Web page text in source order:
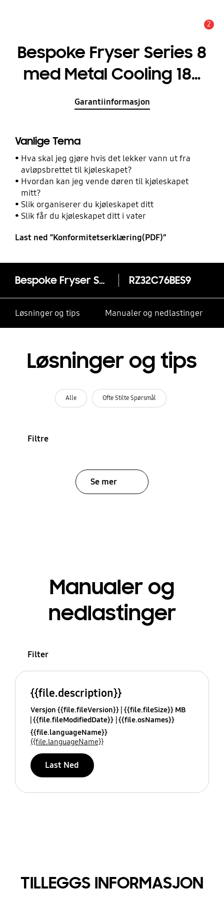
2
Bespoke Fryser Series 8
med Metal Cooling 186
cm
Garantiinformasjon
Vanlige Tema
Hva skal jeg gjøre hvis det lekker vann ut fra
avløpsbrettet til kjøleskapet?
Hvordan kan jeg vende døren til kjøleskapet
mitt?
Slik organiserer du kjøleskapet ditt
Slik får du kjøleskapet ditt i vater
Last ned “Konformitetserklæring(PDF)”
Bespoke Fryser Series 8 med Metal Cooling 186 cm RZ32C76BES9
Løsninger og tips Manualer og nedlastinger
Løsninger og tips
Alle Ofte Stilte Spørsmål
Filtre
Se mer
Manualer og
nedlastinger
Filter
{{file.description}}
Versjon {{file.fileVersion}} {{file.fileSize}} MB
{{file.fileModifiedDate}} {{file.osNames}}
{{file.languageName}}
{{file.languageName}}
Last Ned
TILLEGGS INFORMASJON